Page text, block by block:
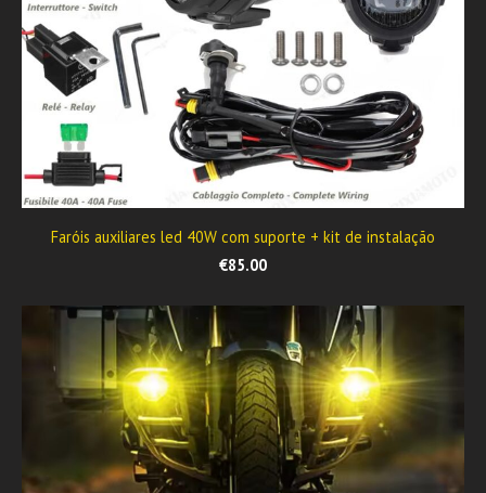
Faróis auxiliares led 40W com suporte + kit de instalação
€85.00